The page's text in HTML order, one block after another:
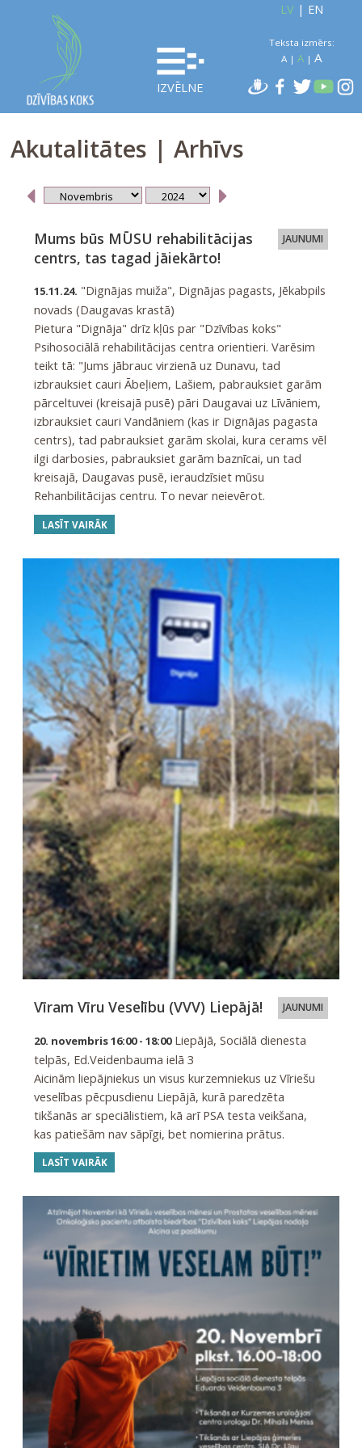
IZVĒLNE
LV| EN
Teksta izmērs:
A| A| A
Akutalitātes | Arhīvs
JAUNUMI
Mums būs MŪSU rehabilitācijas
centrs, tas tagad jāiekārto!
15.11.24. "Dignājas muiža", Dignājas pagasts, Jēkabpils
novads (Daugavas krastā)
Pietura "Dignāja" drīz kļūs par "Dzīvības koks"
Psihosociālā rehabilitācijas centra orientieri. Varēsim
teikt tā: "Jums jābrauc virzienā uz Dunavu, tad
izbrauksiet cauri Ābeļiem, Lašiem, pabrauksiet garām
pārceltuvei (kreisajā pusē) pāri Daugavai uz Līvāniem,
izbrauksiet cauri Vandāniem (kas ir Dignājas pagasta
centrs), tad pabrauksiet garām skolai, kura cerams vēl
ilgi darbosies, pabrauksiet garām baznīcai, un tad
kreisajā, Daugavas pusē, ieraudzīsiet mūsu
Rehanbilitācijas centru. To nevar neievērot.
LASĪT VAIRĀK
JAUNUMI
Vīram Vīru Veselību (VVV) Liepājā!
20. novembris 16:00 - 18:00Liepājā, Sociālā dienesta
telpās, Ed.Veidenbauma ielā 3
Aicinām liepājniekus un visus kurzemniekus uz Vīriešu
veselības pēcpusdienu Liepājā, kurā paredzēta
tikšanās ar speciālistiem, kā arī PSA testa veikšana,
kas patiešām nav sāpīgi, bet nomierina prātus.
LASĪT VAIRĀK